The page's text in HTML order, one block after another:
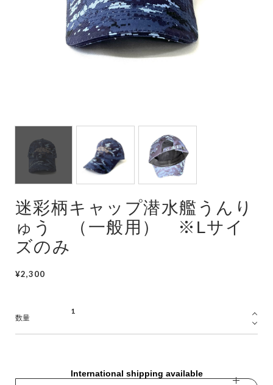
その他グッズ（バッグ・タオル・ストラップ・
マスク等）
迷彩柄キャップ潜水艦うんり
ゅう （一般用） ※Lサイ
ズのみ
¥2,300
数量
International shipping available